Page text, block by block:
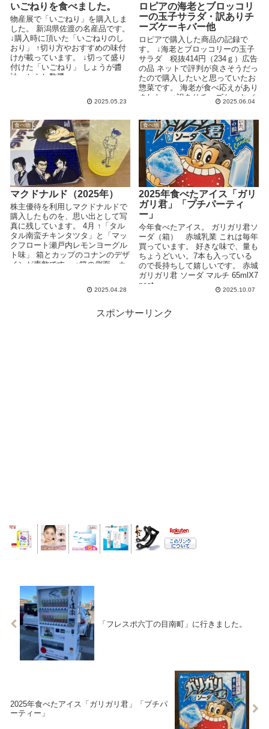
いごねりを食べました。
物産展で「いごねり」を購入しま
した。 新潟県佐渡の名産品です。
↓購入時に頂いた「いごねりのし
おり」 ↑切り方やおすすめの味付
けが載っています。 ↓切って盛り
付けた「いごねり」 しょうが醬
油・からし酢醤...
2025.05.23
ロピアの海老とブロッコリ
ーの玉子サラダ・訳ありチ
ーズケーキバー他
ロピアで購入した商品の記録で
す。 ↓海老とブロッコリーの玉子
サラダ 税抜414円（234ｇ）広告
の品 ネットで評判が良さそうだっ
たので購入したいと思っていたお
惣菜です。 海老が食べ応えがあり
ました。 ↓訳ありチーズケーキバ
2025.06.04
食べ物
マクドナルド（2025年）
株主優待を利用しマクドナルドで
購入したものを、思い出として写
真に残しています。 4月 ↑「タル
タル南蛮チキンタツタ」と「マッ
クフロート瀬戸内レモンヨーグル
ト味」 箱とカップのコナンのデザ
インが素敵です。 ↑箱の側面、カ
2025.04.28
食べ物
2025年食べたアイス「ガリ
ガリ君」「プチパーティ
ー」
今年食べたアイス。 ガリガリ君ソ
ーダ（箱） 赤城乳業 これは毎年
買っています。 好きな味で、量も
ちょうどいい。7本も入っている
ので長持ちして嬉しいです。 赤城
ガリガリ君 ソーダ マルチ 65mlX7
post...
2025.10.07
スポンサーリンク
「フレスポ六丁の目南町」に行きました。
2025年食べたアイス「ガリガリ君」「プチパ
ーティー」